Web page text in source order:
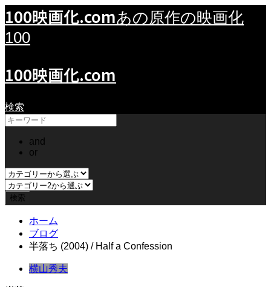
100映画化.comあの原作の映画化
100
100映画化.com
検索
and
or
ホーム
ブログ
半落ち (2004) / Half a Confession
横山秀夫